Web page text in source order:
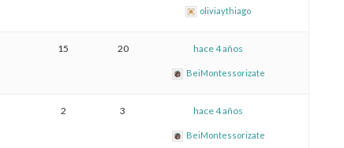
oliviaythiago
15 20 hace 4 años
BeiMontessorizate
2 3 hace 4 años
BeiMontessorizate